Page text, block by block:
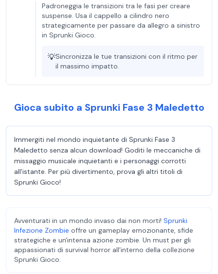
Padroneggia le transizioni tra le fasi per creare
suspense. Usa il cappello a cilindro nero
strategicamente per passare da allegro a sinistro
in Sprunki Gioco.
💡Sincronizza le tue transizioni con il ritmo per
il massimo impatto.
Gioca subito a Sprunki Fase 3 Maledetto
Immergiti nel mondo inquietante di Sprunki Fase 3
Maledetto senza alcun download! Goditi le meccaniche di
missaggio musicale inquietanti e i personaggi corrotti
all'istante. Per più divertimento, prova gli altri titoli di
Sprunki Gioco!
Avventurati in un mondo invaso dai non morti! Sprunki
Infezione Zombie offre un gameplay emozionante, sfide
strategiche e un'intensa azione zombie. Un must per gli
appassionati di survival horror all'interno della collezione
Sprunki Gioco.